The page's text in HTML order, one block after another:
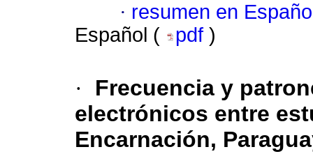
· resumen en
Español (
pdf )
·
Frecuencia y
electrónicos entre
Encarnación,